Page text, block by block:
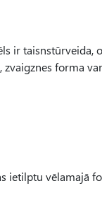
ir taisnstūrveida,
forma var
ietilptu vēlamajā